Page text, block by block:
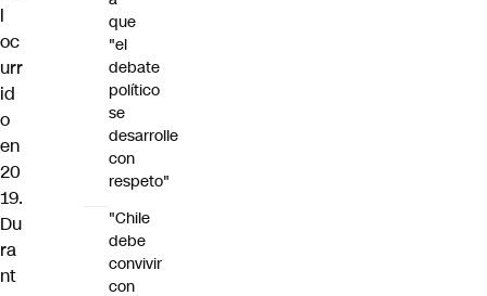
l
oc
urr
id
o
en
20
19.
Du
ra
nt
que
"el
debate
político
se
desarrolle
con
respeto"
"Chile
debe
convivir
con